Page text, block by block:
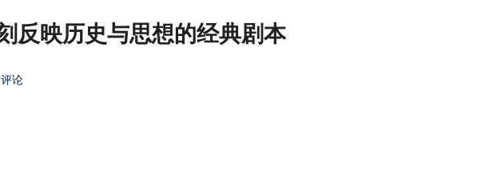
反映历史与思想的经典剧本
论